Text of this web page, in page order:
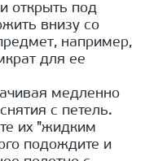
открыть под
внизу со
например,
для ее
медленно
с петель.
их "жидким
подождите и